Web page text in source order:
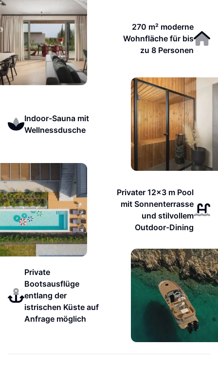
270 m² moderne
Wohnfläche für bis
zu 8 Personen
Indoor-Sauna mit
Wellnessdusche
Privater 12x3 m Pool
mit Sonnenterrasse
und stilvollem
Outdoor-Dining
Private
Bootsausflüge
entlang der
istrischen Küste auf
Anfrage möglich